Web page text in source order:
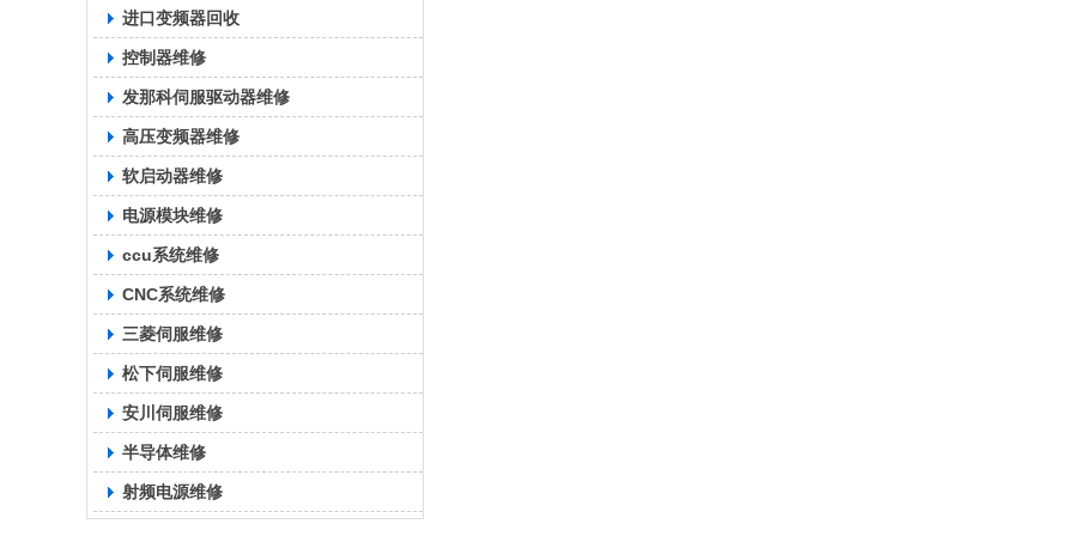
进口变频器回收
控制器维修
发那科伺服驱动器维修
高压变频器维修
软启动器维修
电源模块维修
ccu系统维修
CNC系统维修
三菱伺服维修
松下伺服维修
安川伺服维修
半导体维修
射频电源维修